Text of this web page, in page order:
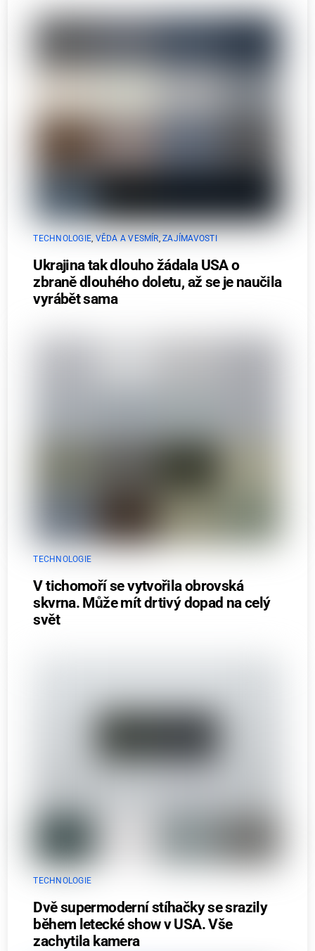
TECHNOLOGIE VĚDA A VESMÍR ,ZAJÍMAVOSTI
Ukrajina tak dlouho žádala USA o
zbraně dlouhého doletu, až se je naučila
vyrábět sama
TECHNOLOGIE
V tichomoří se vytvořila obrovská
skvrna. Může mít drtivý dopad na celý
svět
TECHNOLOGIE
Dvě supermoderní stíhačky se srazily
během letecké show v USA. Vše
zachytila kamera